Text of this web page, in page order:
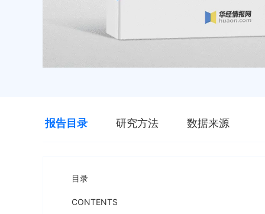
报告目录 研究方法 数据来源
目录
CONTENTS